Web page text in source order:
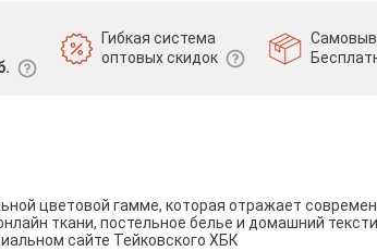
Гибкая система
оптовых скидок
цветовой гамме, которая отражает
ткани, постельное белье и домашний
сайте Тейковского ХБК